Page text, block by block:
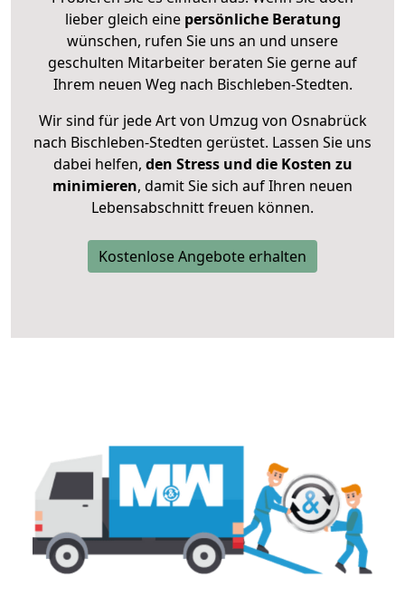
lieber gleich eine persönliche Beratung
wünschen, rufen Sie uns an und unsere
geschulten Mitarbeiter beraten Sie gerne auf
Ihrem neuen Weg nach Bischleben-Stedten.
Wir sind für jede Art von Umzug von Osnabrück
nach Bischleben-Stedten gerüstet. Lassen Sie uns
dabei helfen, den Stress und die Kosten zu
minimieren, damit Sie sich auf Ihren neuen
Lebensabschnitt freuen können.
Kostenlose Angebote erhalten